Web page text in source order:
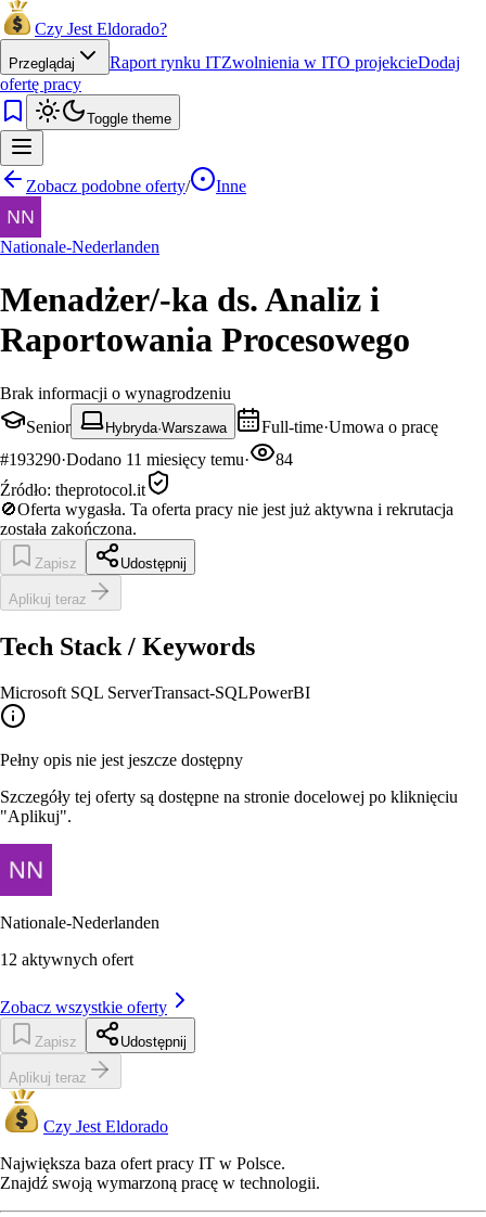
Czy Jest Eldorado?
Przeglądaj Raport rynku ITZwolnienia w ITO projekcieDodaj
ofertę pracy
Toggle theme
Zobacz podobne oferty/ Inne
Nationale-Nederlanden
Menadżer/-ka ds. Analiz i
Raportowania Procesowego
Brak informacji o wynagrodzeniu
Senior
Hybryda·Warszawa Full-time·Umowa o pracę
#193290·Dodano 11 miesięcy temu·
84
Źródło: theprotocol.it
🚫Oferta wygasła. Ta oferta pracy nie jest już aktywna i rekrutacja
została zakończona.
Zapisz Udostępnij
Aplikuj teraz
Tech Stack / Keywords
Microsoft SQL ServerTransact-SQLPowerBI
Pełny opis nie jest jeszcze dostępny
Szczegóły tej oferty są dostępne na stronie docelowej po kliknięciu
"Aplikuj".
Nationale-Nederlanden
12 aktywnych ofert
Zobacz wszystkie oferty
Zapisz Udostępnij
Aplikuj teraz
Czy Jest Eldorado
Największa baza ofert pracy IT w Polsce.
Znajdź swoją wymarzoną pracę w technologii.